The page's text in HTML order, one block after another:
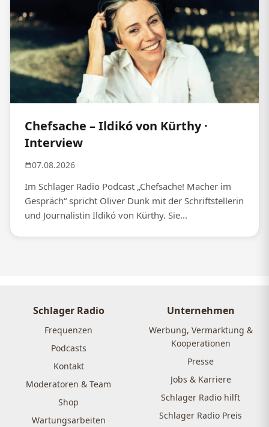
Chefsache – Ildikó von Kürthy ·
Interview
07.08.2026
Im Schlager Radio Podcast „Chefsache! Macher im
Gespräch“ spricht Oliver Dunk mit der Schriftstellerin
und Journalistin Ildikó von Kürthy. Sie...
Schlager Radio
Frequenzen
Podcasts
Kontakt
Moderatoren & Team
Shop
Wartungsarbeiten
Unternehmen
Werbung, Vermarktung &
Kooperationen
Presse
Jobs & Karriere
Schlager Radio hilft
Schlager Radio Preis